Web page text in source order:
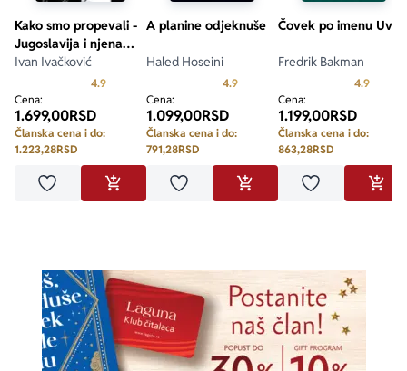
Kako smo propevali -
Jugoslavija i njena
muzika
Ivan Ivačković
4.9Prosecna ocena je 4.9 od 5
Cena:
1.699,00RSD
Članska cena i do:
1.223,28RSD
Dodaj u omiljeneDODAJ U KORPU
A planine odjeknuše
Haled Hoseini
4.9Prosecna ocena je 4.9 od 5
Cena:
1.099,00RSD
Članska cena i do:
791,28RSD
Dodaj u omiljeneDODAJ U KORPU
Čovek po imenu Uve
Fredrik Bakman
4.9
Cena:
1.199,00RSD
Članska cena i do:
863,28RSD
Dodaj u